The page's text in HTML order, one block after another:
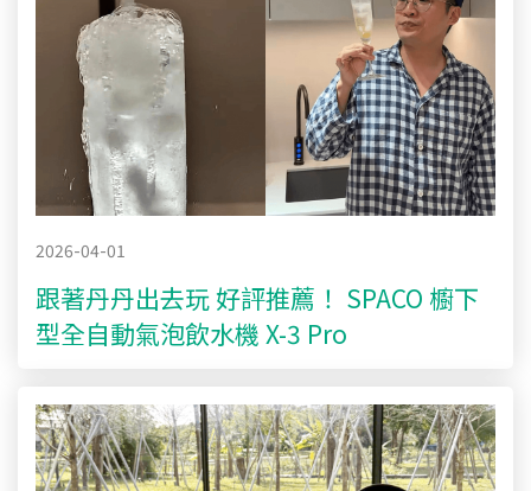
2026-04-01
跟著丹丹出去玩 好評推薦！ SPACO 櫥下
型全自動氣泡飲水機 X-3 Pro